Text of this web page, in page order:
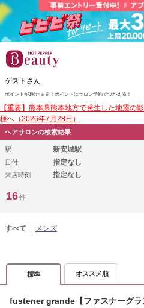
ゲストさん
ポイントが1%たまる！ ポイントはサロン予約でつかえる！
【重要】熊本県熊本地方で発生した地震の
様へ（2026年7月28日）
ヘアサロンの検索結果
駅 新安城駅
日付 指定なし
来店時刻 指定なし
16件
すべて メンズ
標準 オススメ順
fustener grande【ファスナーグラ